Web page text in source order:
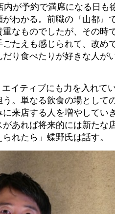
が予約で満席になる日
わかる。前職の『山都
なものでしたが、その
たえも感じられて、改
り食べたりが好きな人
イティブにも力を入れ
。単なる飲食の場とし
来店する人を増やして
あれば将来的には新た
れたら」蝶野氏は話す。